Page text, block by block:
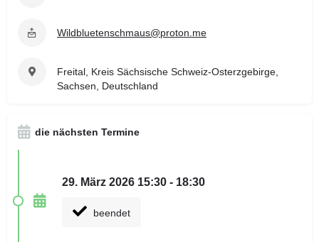
Wildbluetenschmaus@proton.me
Freital, Kreis Sächsische Schweiz-Osterzgebirge,
Sachsen, Deutschland
die nächsten Termine
29. März 2026 15:30 - 18:30
beendet